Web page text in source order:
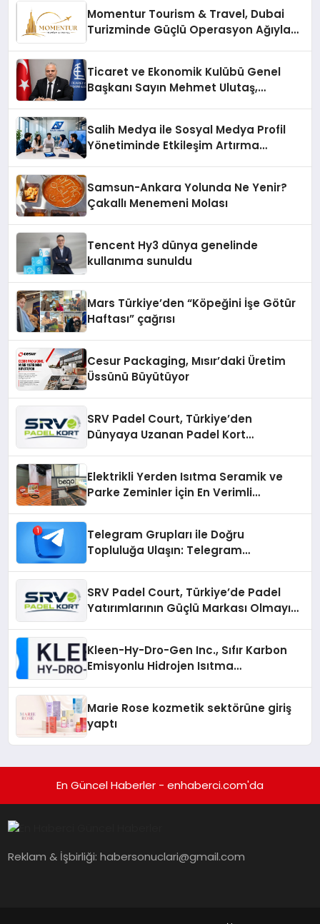
Momentur Tourism & Travel, Dubai
Turizminde Güçlü Operasyon Ağıyla
Ticaret ve Ekonomik Kulübü Genel
Başkanı Sayın Mehmet Ulutaş,
Salih Medya ile Sosyal Medya Profil
Yönetiminde Etkileşim Artırma
Samsun-Ankara Yolunda Ne Yenir?
Çakallı Menemeni Molası
Tencent Hy3 dünya genelinde
kullanıma sunuldu
Mars Türkiye’den “Köpeğini İşe Götür
Haftası” çağrısı
Cesur Packaging, Mısır’daki Üretim
Üssünü Büyütüyor
SRV Padel Court, Türkiye’den
Dünyaya Uzanan Padel Kort
Elektrikli Yerden Isıtma Seramik ve
Parke Zeminler İçin En Verimli
Telegram Grupları ile Doğru
Topluluğa Ulaşın: Telegram
SRV Padel Court, Türkiye’de Padel
Yatırımlarının Güçlü Markası Olmayı
Kleen-Hy-Dro-Gen Inc., Sıfır Karbon
Emisyonlu Hidrojen Isıtma
Marie Rose kozmetik sektörüne giriş
yaptı
En Güncel Haberler - enhaberci.com'da
Reklam & İşbirliği:habersonuclari@gmail.com